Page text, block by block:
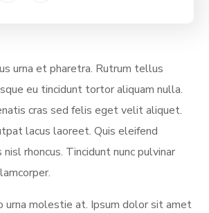
urna et pharetra. Rutrum tellus
eu tincidunt tortor aliquam nulla.
cras sed felis eget velit aliquet.
lacus laoreet. Quis eleifend
rhoncus. Tincidunt nunc pulvinar
urna molestie at. Ipsum dolor sit amet